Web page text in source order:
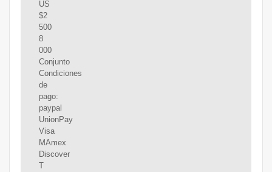
US
$2
500
8
000
Conjunto
Condiciones
de
pago:
paypal
UnionPay
Visa
MAmex
Discover
T